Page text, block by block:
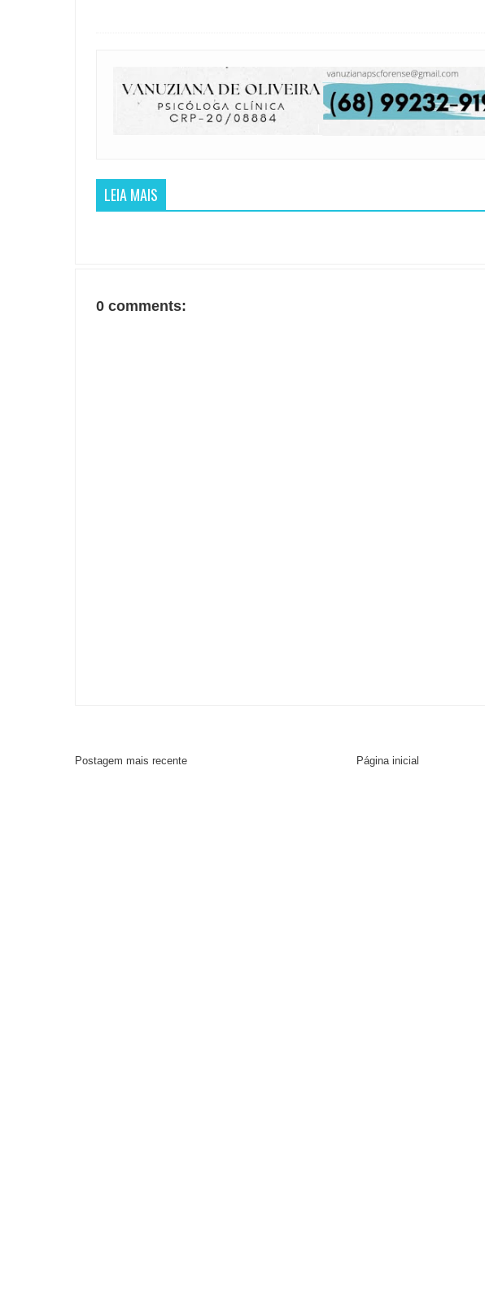
LEIA MAIS
0 comments:
Postagem mais recente Página inicial